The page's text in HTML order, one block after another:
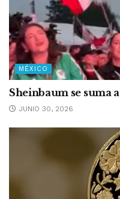
MÉXICO
Sheinbaum se suma
JUNIO 30, 2026